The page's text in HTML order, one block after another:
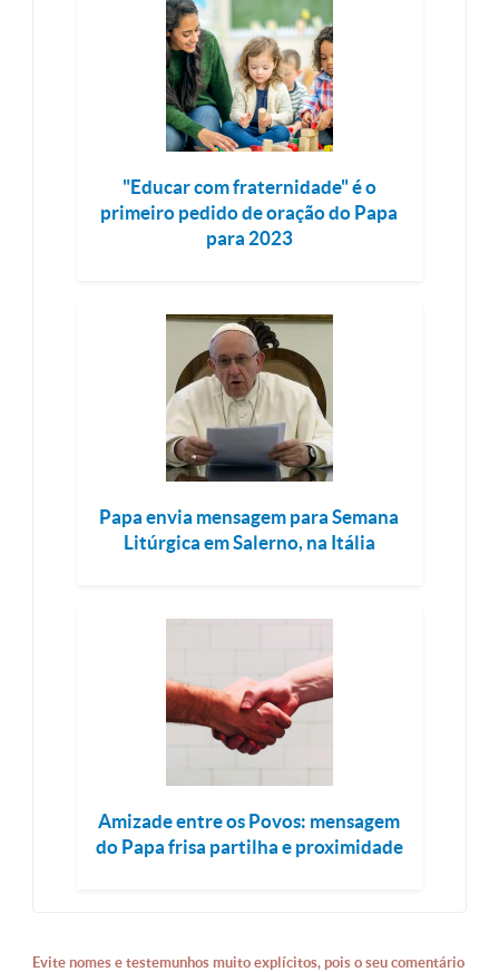
"Educar com fraternidade" é o
primeiro pedido de oração do Papa
para 2023
Papa envia mensagem para Semana
Litúrgica em Salerno, na Itália
Amizade entre os Povos: mensagem
do Papa frisa partilha e proximidade
Evite nomes e testemunhos muito explícitos, pois o seu comentário